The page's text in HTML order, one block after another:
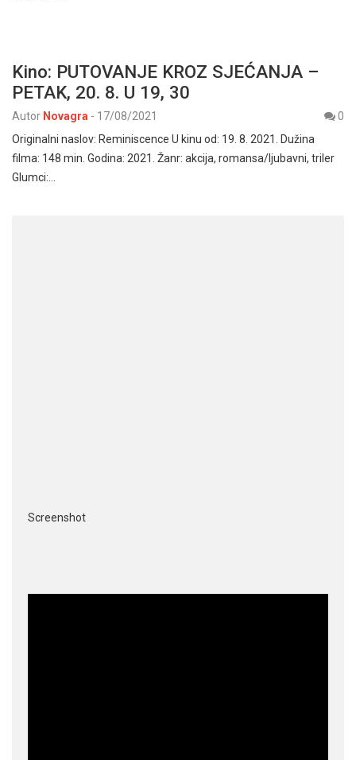
Kino: PUTOVANJE KROZ SJEĆANJA –
PETAK, 20. 8. U 19, 30
Autor Novagra - 17/08/2021
0
Originalni naslov: Reminiscence U kinu od: 19. 8. 2021. Dužina
filma: 148 min. Godina: 2021. Žanr: akcija, romansa/ljubavni, triler
Glumci:…
Screenshot